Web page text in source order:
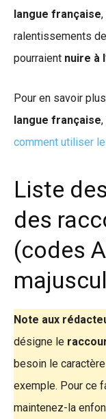
langue française
ralentissements
pourraient nuire à
Pour en savoir
langue française
comment utiliser
Liste
des
(codes
Note aux
désigne le
besoin le
exemple. Pour ce
maintenez-la